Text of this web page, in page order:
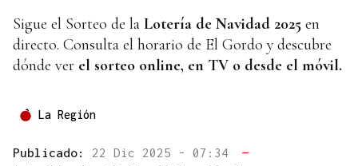
Sigue el Sorteo de la Lotería de Navidad 2025 en
directo. Consulta el horario de El Gordo y descubre
dónde ver el sorteo online, en TV o desde el móvil.
La Región
Publicado: 22 Dic 2025 - 07:34
—